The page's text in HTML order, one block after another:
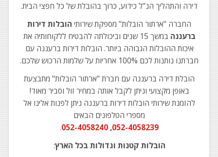
דירה והתהליך הנ"ל כידוע, כרוך בהובלת של כל חפצי הבית.
החברה "ארתור הובלות" מספקת שירותי הובלות דירות
ברעננה
במשך 15 שנים וביכולתה להבטיח ללקוחותיה את
איכות ההובלות הגבוהה ביותר. הובלות דירות ברעננה עם
חברתנו נותנות לכם 100% אחריות על שלמות הרכוש שלכם.
הובלת דירה ברעננה עם חברת "ארתור הובלות" מתבצעת
באופן מקצועי וניתן לקבל אותה במחיר זול וסביר מאוד!
להזמנת שירותי הובלות דירות ברעננה ניתן לפנות אלינו אל
מספרי הטלפונים הבאים
052-4058239
,
052-4058240
.
הובלות קטנות וגדולות בכל הארץ: